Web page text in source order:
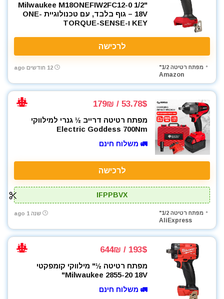
Milwaukee M18ONEFIW2FC12-0 1/2"
18V – גוף בלבד, עם טכנולוגיית ONE-
KEY ו-TORQUE-SENSE
לרכישה
מפתח רטיטה 1/2"
Amazon
12 חודשים ago
53.78$ / 179₪
מפתח רטיטה דרייב ½ גנרי למילווקי
Electric Goddess 700Nm
🚛 משלוח חינם
לרכישה
IFPPBVX
מפתח רטיטה 1/2"
AliExpress
שנה 1 ago
193$ / 644₪
מפתח רטיטה ½" מילווקי קומפקטי
Milwaukee 2855-20 18V"
🚛 משלוח חינם